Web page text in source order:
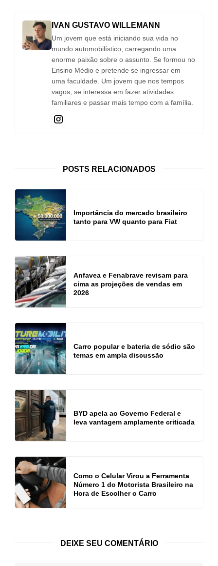
IVAN GUSTAVO WILLEMANN
Um jovem que está iniciando sua vida no
mundo automobilístico, carregando uma
enorme paixão sobre o assunto. Se formou no
Ensino Médio e pretende se ingressar em
uma faculdade. Um jovem que nos tempos
vagos, se interessa em fazer atividades
familiares e passar mais tempo com a família.
POSTS RELACIONADOS
Importância do mercado brasileiro
tanto para VW quanto para Fiat
Anfavea e Fenabrave revisam para
cima as projeções de vendas em
2026
Carro popular e bateria de sódio são
temas em ampla discussão
BYD apela ao Governo Federal e
leva vantagem amplamente criticada
Como o Celular Virou a Ferramenta
Número 1 do Motorista Brasileiro na
Hora de Escolher o Carro
DEIXE SEU COMENTÁRIO